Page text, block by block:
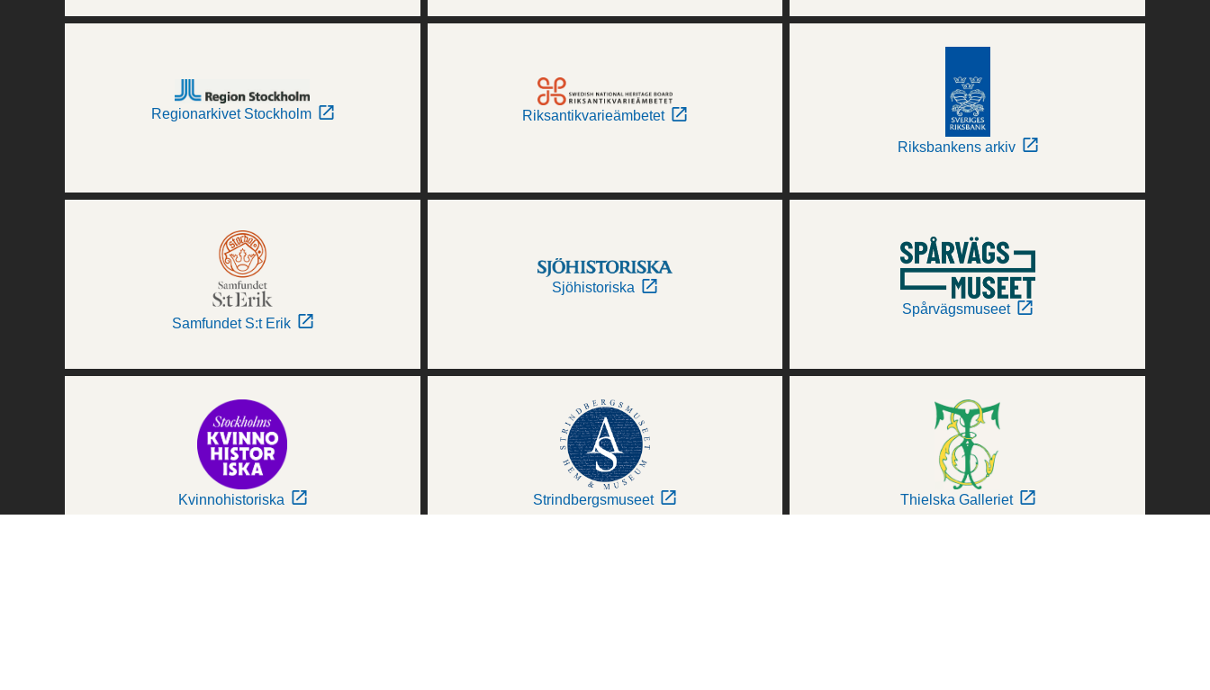
Regionarkivet Stockholm Riksantikvarieämbetet
Riksbankens arkiv
Samfundet S:t Erik
Sjöhistoriska
Spårvägsmuseet
Kvinnohistoriska Strindbergsmuseet Thielska Galleriet